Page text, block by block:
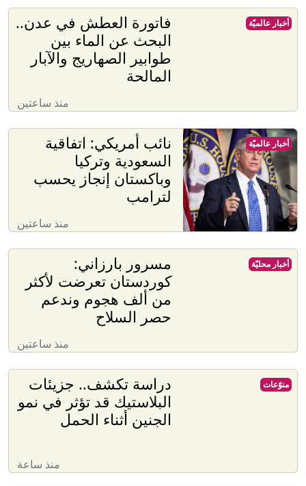
فاتورة العطش في عدن..
البحث عن الماء بين
طوابير الصهاريج والآبار
المالحة
منذ ساعتين
أخبار عالميّة
نائب أمريكي: اتفاقية
السعودية وتركيا
وباكستان إنجاز يحسب
لترامب
منذ ساعتين
أخبار عالميّة
مسرور بارزاني:
كوردستان تعرضت لأكثر
من ألف هجوم وندعم
حصر السلاح
منذ ساعتين
أخبار محليّة
دراسة تكشف.. جزيئات
البلاستيك قد تؤثر في نمو
الجنين أثناء الحمل
منذ ساعة
منوّعات